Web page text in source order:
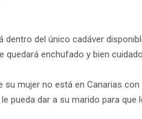
del único cadáver
enchufado y bien
mujer no está en Canarias
pueda dar a su marido para